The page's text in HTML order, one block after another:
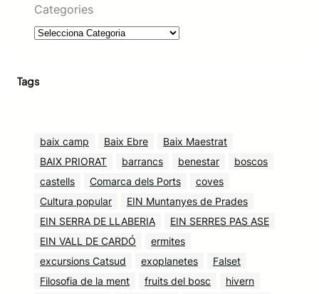
Categories
Tags
baix camp Baix Ebre
Baix Maestrat
BAIX PRIORAT
barrancs benestar
boscos
castells
Comarca dels Ports
coves
Cultura popular
EIN Muntanyes de Prades
EIN SERRA DE LLABERIA
EIN SERRES PAS ASE
EIN VALL DE CARDÓ
ermites
excursions Catsud
exoplanetes
Falset
Filosofia de la ment
fruits del bosc
hivern